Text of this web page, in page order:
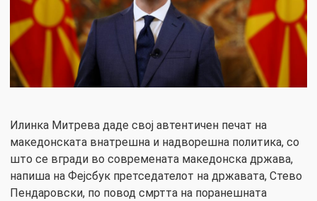
Илинка Митрева даде свој автентичен печат на
македонската внатрешна и надворешна политика, со
што се вгради во современата македонска држава,
напиша на Фејсбук претседателот на државата, Стево
Пендаровски, по повод смртта на поранешната